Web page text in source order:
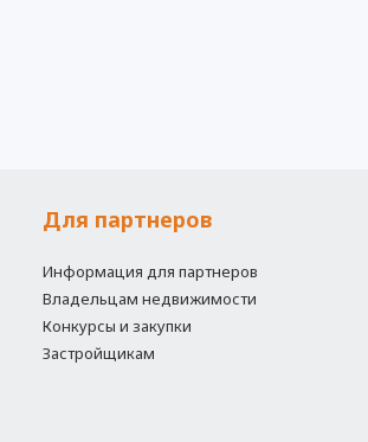
Для партнеров
Информация для партнеров
Владельцам недвижимости
Конкурсы и закупки
Застройщикам